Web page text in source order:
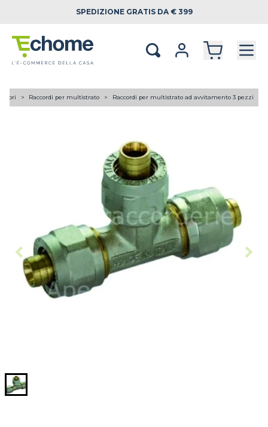
SPEDIZIONE GRATIS DA € 399
Raccordi per multistrato Raccordi per multistrato ad avvitamento 3 pezzi